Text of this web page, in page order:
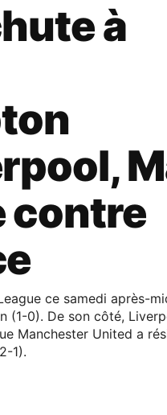
à
contre
ce samedi après-
(1-0). De son côté,
Manchester United a
1).